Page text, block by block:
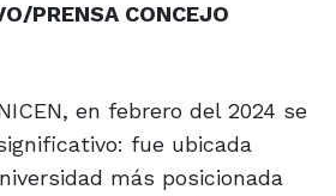
PRENSA CONCEJO
en febrero del 2024 se
fue ubicada
más posicionada